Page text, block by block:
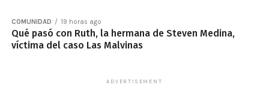
COMUNIDAD 19 horas ago
Qué pasó con Ruth, la hermana de Steven Medina,
víctima del caso Las Malvinas
ADVERTISEMENT